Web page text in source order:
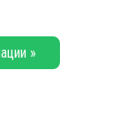
»